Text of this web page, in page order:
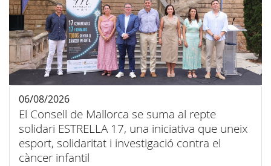
El Consell de Mallorca se suma al repte
solidari ESTRELLA 17, una iniciativa que uneix
esport, solidaritat i investigació contra el
càncer infantil
06/08/2026